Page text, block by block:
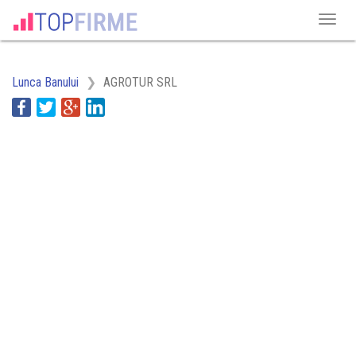
Lunca Banului AGROTUR SRL